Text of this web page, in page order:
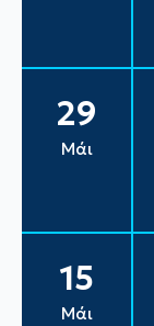
29
Μάι
15
Μάι